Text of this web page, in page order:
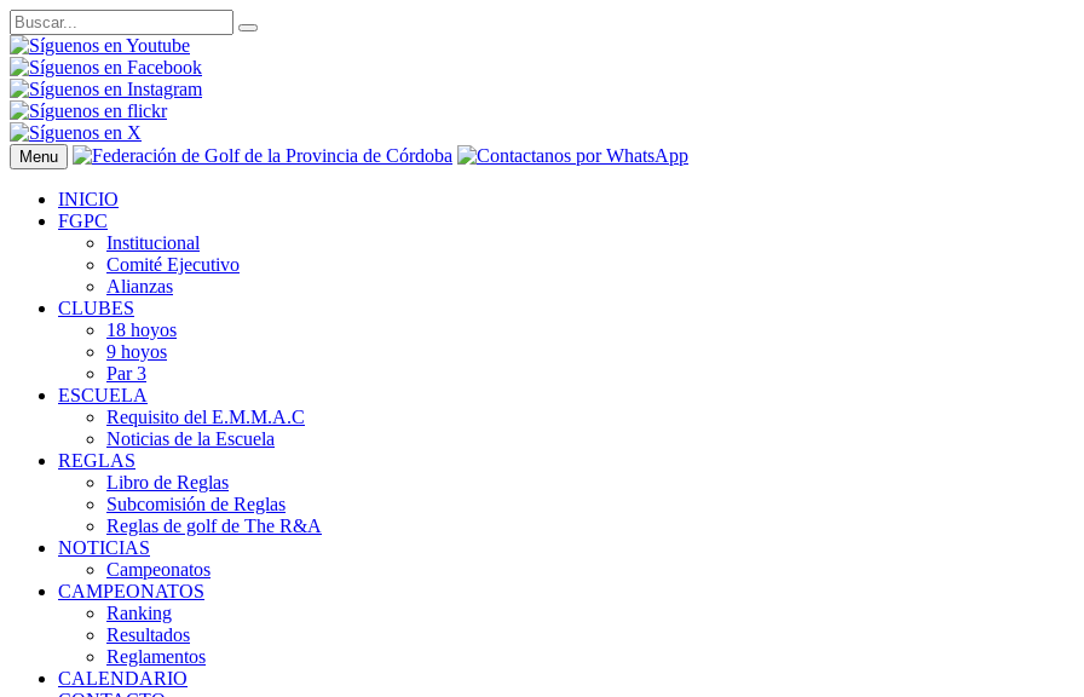
Menu
INICIO
FGPC
Institucional
Comité Ejecutivo
Alianzas
CLUBES
18 hoyos
9 hoyos
Par 3
ESCUELA
Requisito del E.M.M.A.C
Noticias de la Escuela
REGLAS
Libro de Reglas
Subcomisión de Reglas
Reglas de golf de The R&A
NOTICIAS
Campeonatos
CAMPEONATOS
Ranking
Resultados
Reglamentos
CALENDARIO